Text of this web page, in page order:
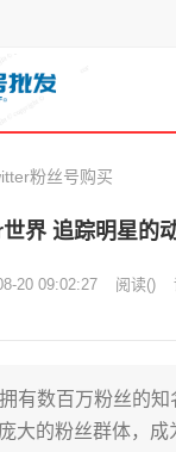
粉丝号购买
界 追踪明星的
20 09:02:27 阅读()
有数百万粉丝的知
大的粉丝群体，成